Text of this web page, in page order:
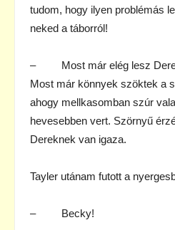
tudom, hogy ilyen problémás
neked a táborról!
– Most már elég lesz
Most már könnyek szöktek a
ahogy mellkasomban szúr
hevesebben vert. Szörnyű
Dereknek van igaza.
Tayler utánam futott a
– Becky!